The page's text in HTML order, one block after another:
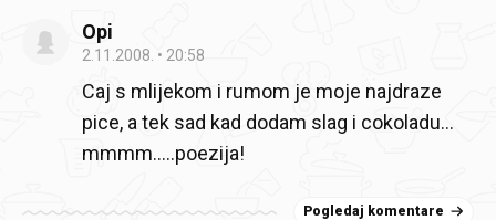
Opi
2.11.2008. 20:58
Caj s mlijekom i rumom je moje najdraze
pice, a tek sad kad dodam slag i cokoladu…
mmmm…..poezija!
Pogledaj komentare